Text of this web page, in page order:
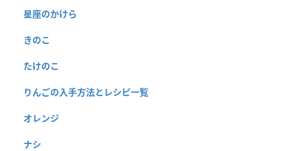
星座のかけら
きのこ
たけのこ
りんごの入手方法とレシピ一覧
オレンジ
ナシ